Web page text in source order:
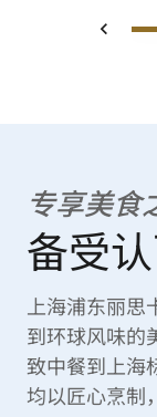
专享美食
备受
上海浦东丽思
到环球风味的
致中餐到上海
均以匠心烹制